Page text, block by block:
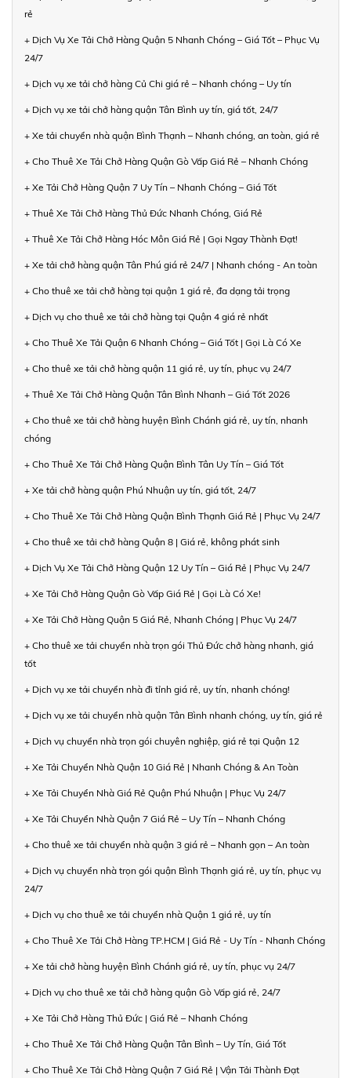
rẻ
+ Dịch Vụ Xe Tải Chở Hàng Quận 5 Nhanh Chóng – Giá Tốt – Phục Vụ
24/7
+ Dịch vụ xe tải chở hàng Củ Chi giá rẻ – Nhanh chóng – Uy tín
+ Dịch vụ xe tải chở hàng quận Tân Bình uy tín, giá tốt, 24/7
+ Xe tải chuyển nhà quận Bình Thạnh – Nhanh chóng, an toàn, giá rẻ
+ Cho Thuê Xe Tải Chở Hàng Quận Gò Vấp Giá Rẻ – Nhanh Chóng
+ Xe Tải Chở Hàng Quận 7 Uy Tín – Nhanh Chóng – Giá Tốt
+ Thuê Xe Tải Chở Hàng Thủ Đức Nhanh Chóng, Giá Rẻ
+ Thuê Xe Tải Chở Hàng Hóc Môn Giá Rẻ | Gọi Ngay Thành Đạt!
+ Xe tải chở hàng quận Tân Phú giá rẻ 24/7 | Nhanh chóng - An toàn
+ Cho thuê xe tải chở hàng tại quận 1 giá rẻ, đa dạng tải trọng
+ Dịch vụ cho thuê xe tải chở hàng tại Quận 4 giá rẻ nhất
+ Cho Thuê Xe Tải Quận 6 Nhanh Chóng – Giá Tốt | Gọi Là Có Xe
+ Cho thuê xe tải chở hàng quận 11 giá rẻ, uy tín, phục vụ 24/7
+ Thuê Xe Tải Chở Hàng Quận Tân Bình Nhanh – Giá Tốt 2026
+ Cho thuê xe tải chở hàng huyện Bình Chánh giá rẻ, uy tín, nhanh
chóng
+ Cho Thuê Xe Tải Chở Hàng Quận Bình Tân Uy Tín – Giá Tốt
+ Xe tải chở hàng quận Phú Nhuận uy tín, giá tốt, 24/7
+ Cho Thuê Xe Tải Chở Hàng Quận Bình Thạnh Giá Rẻ | Phục Vụ 24/7
+ Cho thuê xe tải chở hàng Quận 8 | Giá rẻ, không phát sinh
+ Dịch Vụ Xe Tải Chở Hàng Quận 12 Uy Tín – Giá Rẻ | Phục Vụ 24/7
+ Xe Tải Chở Hàng Quận Gò Vấp Giá Rẻ | Gọi Là Có Xe!
+ Xe Tải Chở Hàng Quận 5 Giá Rẻ, Nhanh Chóng | Phục Vụ 24/7
+ Cho thuê xe tải chuyển nhà trọn gói Thủ Đức chở hàng nhanh, giá
tốt
+ Dịch vụ xe tải chuyển nhà đi tỉnh giá rẻ, uy tín, nhanh chóng!
+ Dịch vụ xe tải chuyển nhà quận Tân Bình nhanh chóng, uy tín, giá rẻ
+ Dịch vụ chuyển nhà trọn gói chuyên nghiệp, giá rẻ tại Quận 12
+ Xe Tải Chuyển Nhà Quận 10 Giá Rẻ | Nhanh Chóng & An Toàn
+ Xe Tải Chuyển Nhà Giá Rẻ Quận Phú Nhuận | Phục Vụ 24/7
+ Xe Tải Chuyển Nhà Quận 7 Giá Rẻ – Uy Tín – Nhanh Chóng
+ Cho thuê xe tải chuyển nhà quận 3 giá rẻ – Nhanh gọn – An toàn
+ Dịch vụ chuyển nhà trọn gói quận Bình Thạnh giá rẻ, uy tín, phục vụ
24/7
+ Dịch vụ cho thuê xe tải chuyển nhà Quận 1 giá rẻ, uy tín
+ Cho Thuê Xe Tải Chở Hàng TP.HCM | Giá Rẻ - Uy Tín - Nhanh Chóng
+ Xe tải chở hàng huyện Bình Chánh giá rẻ, uy tín, phục vụ 24/7
+ Dịch vụ cho thuê xe tải chở hàng quận Gò Vấp giá rẻ, 24/7
+ Xe Tải Chở Hàng Thủ Đức | Giá Rẻ – Nhanh Chóng
+ Cho Thuê Xe Tải Chở Hàng Quận Tân Bình – Uy Tín, Giá Tốt
+ Cho Thuê Xe Tải Chở Hàng Quận 7 Giá Rẻ | Vận Tải Thành Đạt